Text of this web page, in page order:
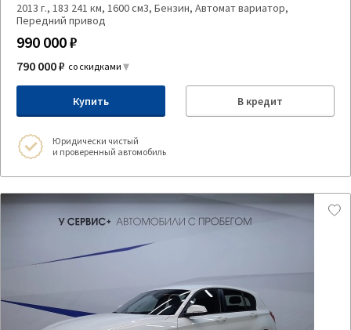
2013 г., 183 241 км, 1600 см3, Бензин, Автомат вариатор,
Передний привод
990 000 ₽
790 000 ₽ со скидками
Купить В кредит
Юридически чистый
и проверенный автомобиль